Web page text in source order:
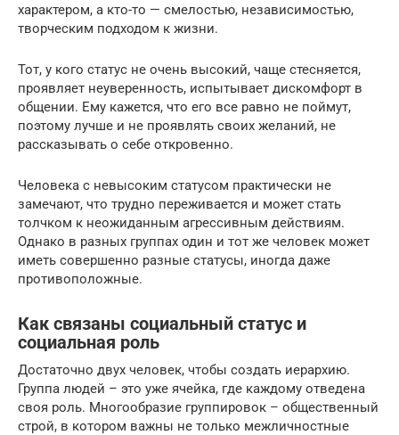
характером, а кто-то — смелостью, независимостью,
творческим подходом к жизни.
Тот, у кого статус не очень высокий, чаще стесняется,
проявляет неуверенность, испытывает дискомфорт в
общении. Ему кажется, что его все равно не поймут,
поэтому лучше и не проявлять своих желаний, не
рассказывать о себе откровенно.
Человека с невысоким статусом практически не
замечают, что трудно переживается и может стать
толчком к неожиданным агрессивным действиям.
Однако в разных группах один и тот же человек может
иметь совершенно разные статусы, иногда даже
противоположные.
Как связаны социальный статус и
социальная роль
Достаточно двух человек, чтобы создать иерархию.
Группа людей – это уже ячейка, где каждому отведена
своя роль. Многообразие группировок – общественный
строй, в котором важны не только межличностные